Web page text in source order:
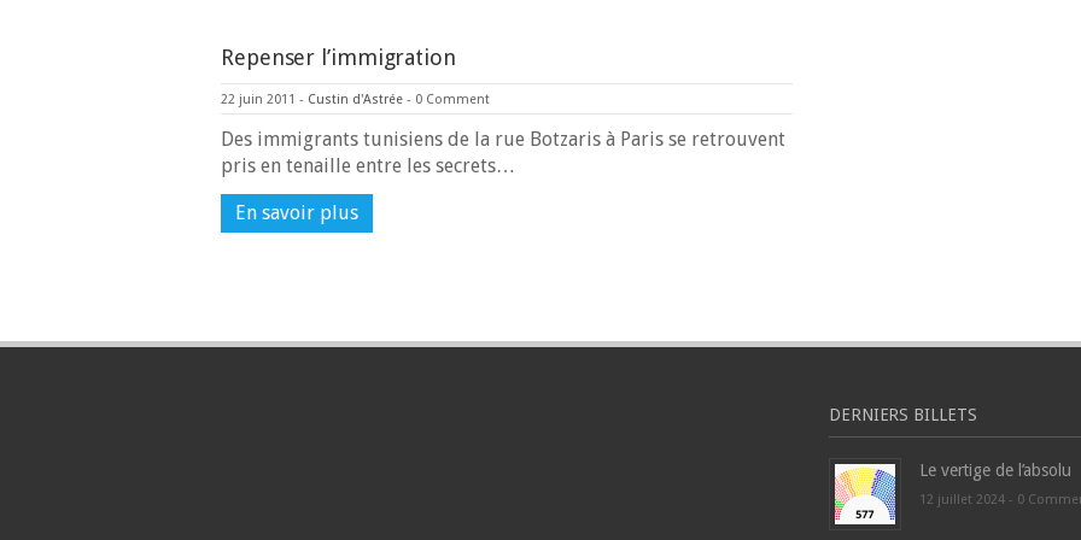
Repenser l’immigration
22 juin 2011 - Custin d'Astrée - 0 Comment
Des immigrants tunisiens de la rue Botzaris à Paris se retrouvent
pris en tenaille entre les secrets…
En savoir plus
DERNIERS BILLETS
Le vertige de l’absolu
12 juillet 2024 - 0